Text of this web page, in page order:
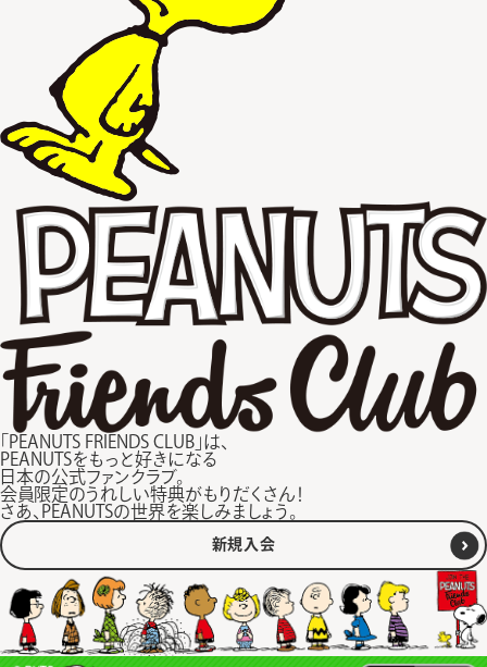
「PEANUTS FRIENDS CLUB」は、
PEANUTSをもっと好きになる
日本の公式ファンクラブ。
会員限定のうれしい特典がもりだくさん！
さあ、PEANUTSの世界を楽しみましょう。
新規入会